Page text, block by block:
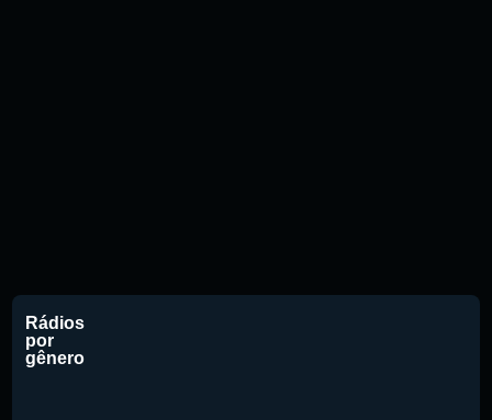
Rádios
por
gênero